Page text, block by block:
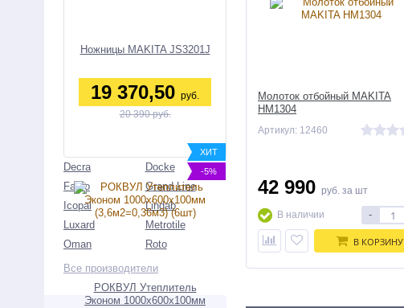
Ножницы MAKITA JS3201J
19 370,50 руб.
20 390 руб.
ХИТ
-5%
РОКВУЛ Утеплитель
Эконом 1000х600х100мм
Decra
Docke
Fakro
Grand Line
Icopal
Lindab
Luxard
Metrotile
Oman
Roto
Все производители
Молоток отбойный MAKITA
HM1304
Артикул: 12460
42 990 руб. за шт
В наличии -
В КОРЗИНУ